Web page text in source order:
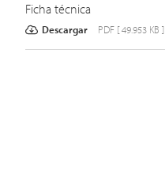
Ficha técnica
Descargar PDF [ 49.953 KB ]